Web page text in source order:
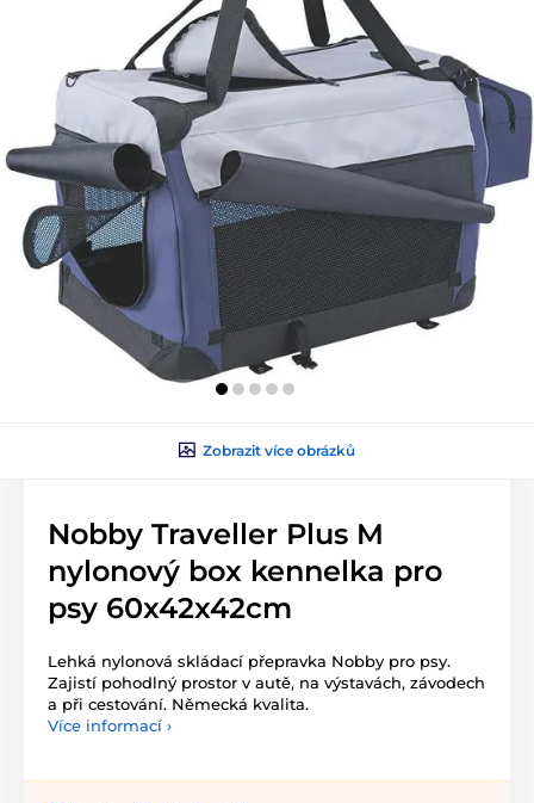
Zobrazit více obrázků
Nobby Traveller Plus M
nylonový box kennelka pro
psy 60x42x42cm
Lehká nylonová skládací přepravka Nobby pro psy.
Zajistí pohodlný prostor v autě, na výstavách, závodech
a při cestování. Německá kvalita.
Více informací ›